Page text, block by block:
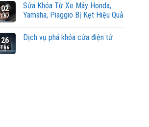
02
Th7
Sửa Khóa Từ Xe Máy Honda,
Yamaha, Piaggio Bị Kẹt Hiệu Quả
26
Th6
Dịch vụ phá khóa cửa điện tử